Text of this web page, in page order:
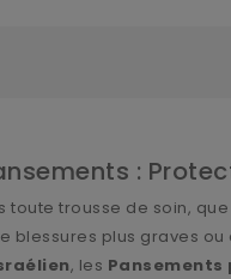
:
toute trousse de soin,
blessures plus graves
, les